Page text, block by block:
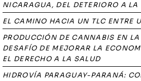
NICARAGUA, DEL DETERIORO A LA
EL CAMINO HACIA UN TLC ENTRE
PRODUCCIÓN DE CANNABIS EN
DESAFÍO DE MEJORAR LA
EL DERECHO A LA SALUD
HIDROVÍA PARAGUAY-PARANÁ: